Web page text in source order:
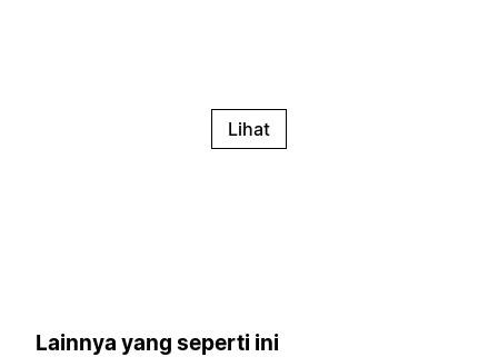
Lihat
Lainnya yang seperti ini